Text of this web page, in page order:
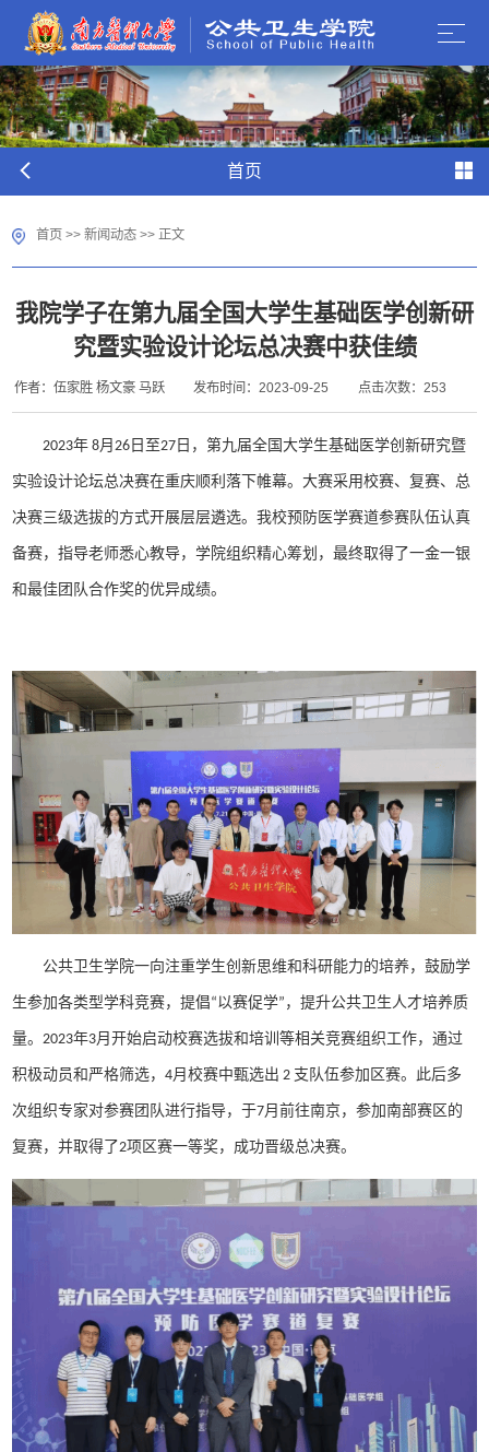
首页
首页 >>新闻动态 >> 正文
我院学子在第九届全国大学生基础医学创新研
究暨实验设计论坛总决赛中获佳绩
作者：伍家胜 杨文豪 马跃 发布时间：2023-09-25 点击次数： 253
2023年 8月26日至27日，第九届全国大学生基础医学创新研究暨
实验设计论坛总决赛在重庆顺利落下帷幕。大赛采用校赛、复赛、总
决赛三级选拔的方式开展层层遴选。我校预防医学赛道参赛队伍认真
备赛，指导老师悉心教导，学院组织精心筹划，最终取得了一金一银
和最佳团队合作奖的优异成绩。
公共卫生学院一向注重学生创新思维和科研能力的培养，鼓励学
生参加各类型学科竞赛，提倡“以赛促学”，提升公共卫生人才培养质
量。2023年3月开始启动校赛选拔和培训等相关竞赛组织工作，通过
积极动员和严格筛选，4月校赛中甄选出 2 支队伍参加区赛。此后多
次组织专家对参赛团队进行指导，于7月前往南京，参加南部赛区的
复赛，并取得了2项区赛一等奖，成功晋级总决赛。